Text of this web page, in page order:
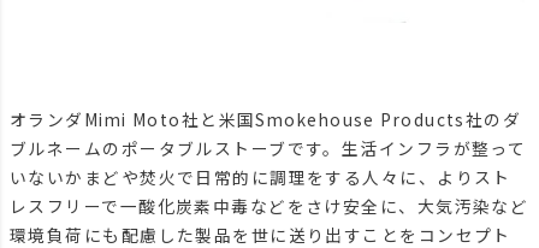
オランダMimi Moto社と米国Smokehouse Products社のダ
ブルネームのポータブルストーブです。生活インフラが整って
いないかまどや焚火で日常的に調理をする人々に、よりスト
レスフリーで一酸化炭素中毒などをさけ安全に、大気汚染など
環境負荷にも配慮した製品を世に送り出すことをコンセプト